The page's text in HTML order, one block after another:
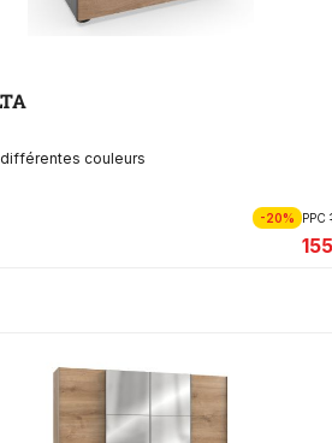
couleurs
-20% PPC